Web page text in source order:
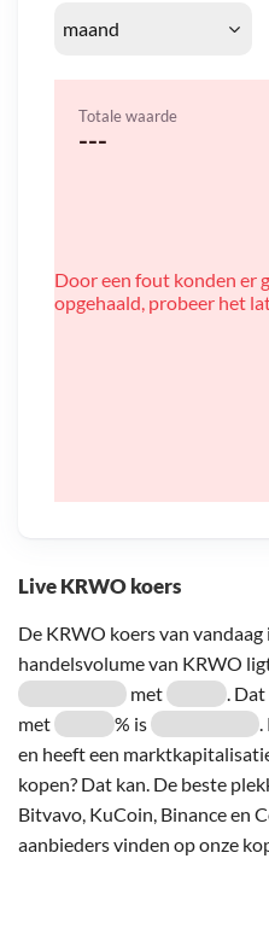
Live KRWO koers
De KRWO koers van vandaag
handelsvolume van KRWO
met
.
met
% is
.
en heeft een
kopen? Dat kan. De beste
Bitvavo, KuCoin, Binance en
aanbieders vinden op onze
Totale waarde
---
Door een fout konden er
opgehaald, probeer het